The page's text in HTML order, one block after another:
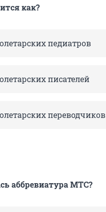
как?
педиатров
писателей
переводчиков
аббревиатура МТС?